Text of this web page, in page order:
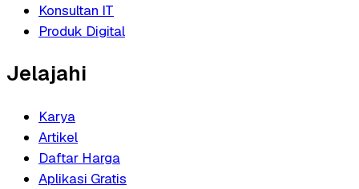
Konsultan IT
Produk Digital
Jelajahi
Karya
Artikel
Daftar Harga
Aplikasi Gratis